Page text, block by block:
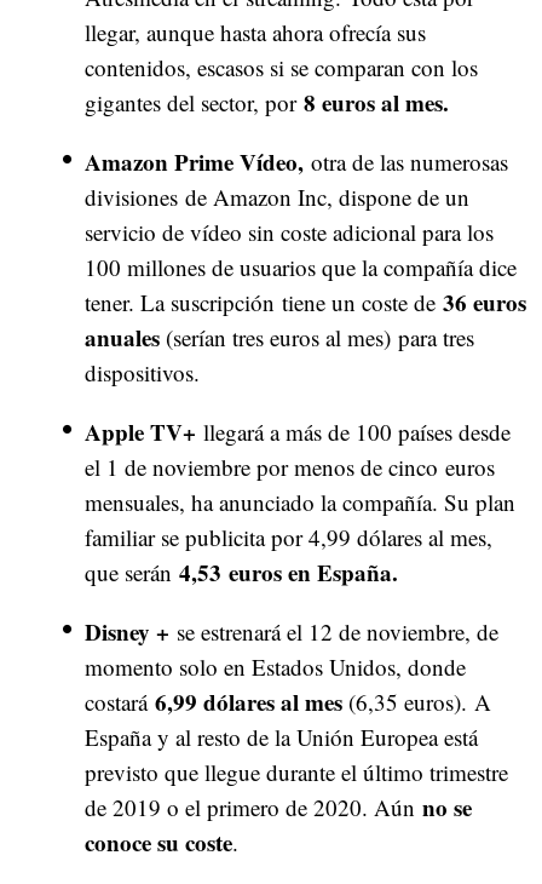
llegar, aunque hasta ahora ofrecía sus
contenidos, escasos si se comparan con los
gigantes del sector, por 8 euros al mes.
Amazon Prime Vídeo, otra de las numerosas
divisiones de Amazon Inc, dispone de un
servicio de vídeo sin coste adicional para los
100 millones de usuarios que la compañía dice
tener. La suscripción tiene un coste de 36 euros
anuales (serían tres euros al mes) para tres
dispositivos.
Apple TV+ llegará a más de 100 países desde
el 1 de noviembre por menos de cinco euros
mensuales, ha anunciado la compañía. Su plan
familiar se publicita por 4,99 dólares al mes,
que serán 4,53 euros en España.
Disney + se estrenará el 12 de noviembre, de
momento solo en Estados Unidos, donde
costará 6,99 dólares al mes (6,35 euros). A
España y al resto de la Unión Europea está
previsto que llegue durante el último trimestre
de 2019 o el primero de 2020. Aún no se
conoce su coste.